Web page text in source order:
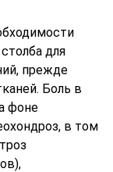
для
прежде
Боль в
фоне
в том